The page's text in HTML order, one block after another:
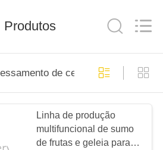
Produtos
de cenoura
Linha de produção
multifuncional de sumo
de frutas e geleia para